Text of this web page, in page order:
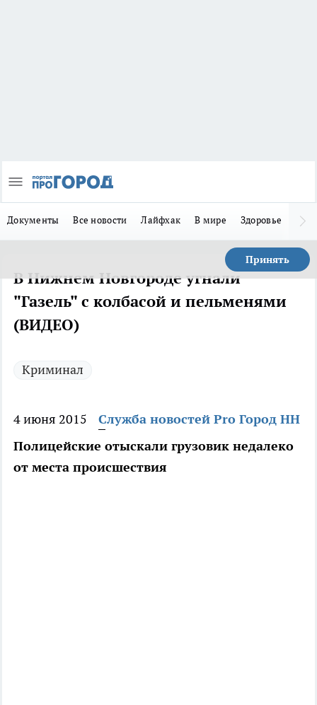
Документы Все новости Лайфхак В мире Здоровье
Принять
В Нижнем Новгороде угнали
"Газель" с колбасой и пельменями
(ВИДЕО)
Криминал
4 июня 2015
Служба новостей Pro Город НН
Полицейские отыскали грузовик недалеко
от места происшествия